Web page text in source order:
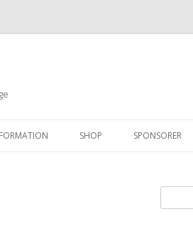
SHOP SPONSORER
efter: